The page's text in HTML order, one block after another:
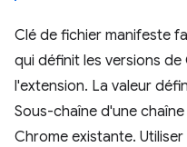
Clé de fichier manifeste
qui définit les versions
l'extension. La valeur
Sous-chaîne d'une
Chrome existante.